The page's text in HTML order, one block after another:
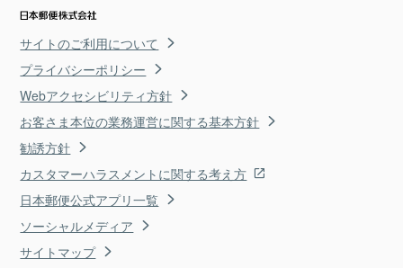
サイトのご利用について
プライバシーポリシー
Webアクセシビリティ方針
お客さま本位の業務運営に関する基本方針
勧誘方針
カスタマーハラスメントに関する考え方
日本郵便公式アプリ一覧
ソーシャルメディア
サイトマップ